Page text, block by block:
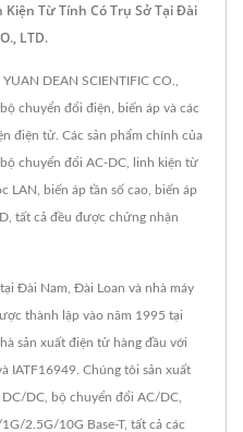
Từ Tính Có Trụ Sở Tại Đài
LTD.
DEAN SCIENTIFIC CO.,
chuyển đổi điện, biến áp và các
điện tử. Các sản phẩm chính của
chuyển đổi AC-DC, linh kiện từ
LAN, biến áp tần số cao, biến áp
tất cả đều được chứng nhận
Đài Nam, Đài Loan và nhà máy
thành lập vào năm 1995 tại
sản xuất điện tử hàng đầu với
IATF16949. Chúng tôi sản xuất
DC, bộ chuyển đổi AC/DC,
2.5G/10G Base-T, tất cả các